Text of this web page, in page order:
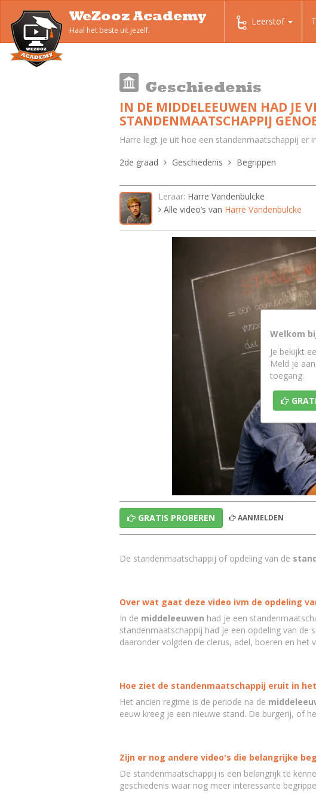
WeZooz Academy
Haal het beste uit jezelf.
Leerstof
Geschiedenis
IN DE MIDDELEEUWEN HAD JE
STANDENMAATSCHAPPIJ
Harre legt je uit hoe een standenmaatschappij er
2de graad
Geschiedenis Begrippen
Leraar: Harre Vandenbulcke
Alle video’s van Harre Vandenbulcke
Welkom
Je bekijkt
Meld je
toegang.
GRATIS PROBEREN AANMELDEN
De standenmaatschappij of opdeling van de
Over wat gaat deze video ivm de opdeling
In de middeleeuwen had je een
standenmaatschappij had je een opdeling van de
daaronder volgden de clerus, adel, boeren en het
Hoe ziet de standenmaatschappij eruit in
Het ancien regime is de periode na de
eeuw kreeg je een nieuwe stand. De burgerij, of
Zijn er nog andere video's die belangrijke
De standenmaatschappij is een belangrijk te
geschiedenis waar nog meer interessante